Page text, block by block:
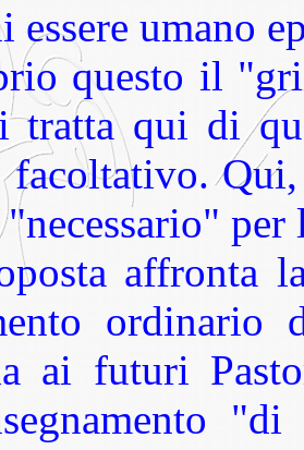
essere umano
questo il
tratta qui di
facoltativo.
per
affronta la
ordinario
ai futuri